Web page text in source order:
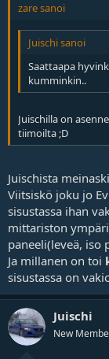
zare sanoi
Juischi sanoi
Saattaapa
kumminkin..
Juischilla on
tiimoilta ;D
Juischista
Viitsiskö joku jo
sisustassa ihan
mittariston
paneeli(leveä, iso
Ja millanen on toi
sisustassa on
Juischi
New